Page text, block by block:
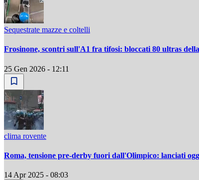
Sequestrate mazze e coltelli
Frosinone, scontri sull'A1 fra tifosi: bloccati 80 ultras
25 Gen 2026 - 12:11
clima rovente
Roma, tensione pre-derby fuori dall'Olimpico: lanciati
14 Apr 2025 - 08:03